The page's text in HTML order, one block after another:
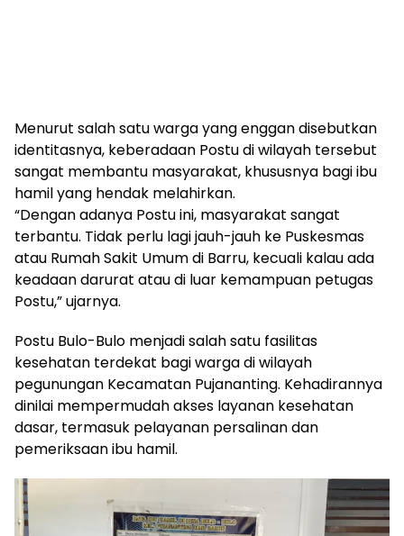
Menurut salah satu warga yang enggan disebutkan
identitasnya, keberadaan Postu di wilayah tersebut
sangat membantu masyarakat, khususnya bagi ibu
hamil yang hendak melahirkan.
“Dengan adanya Postu ini, masyarakat sangat
terbantu. Tidak perlu lagi jauh-jauh ke Puskesmas
atau Rumah Sakit Umum di Barru, kecuali kalau ada
keadaan darurat atau di luar kemampuan petugas
Postu,” ujarnya.
Postu Bulo-Bulo menjadi salah satu fasilitas
kesehatan terdekat bagi warga di wilayah
pegunungan Kecamatan Pujananting. Kehadirannya
dinilai mempermudah akses layanan kesehatan
dasar, termasuk pelayanan persalinan dan
pemeriksaan ibu hamil.